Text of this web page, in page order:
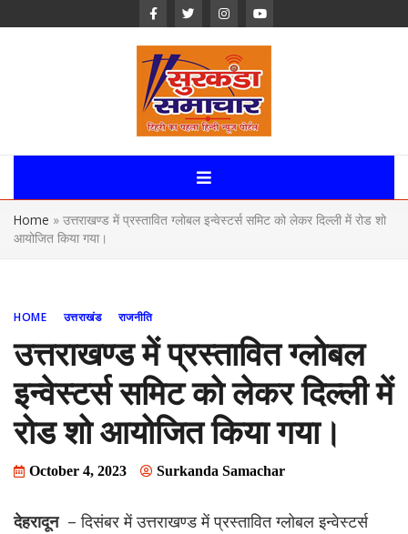
Surkanda
Samachar:
Uttarakhand,
Home » उत्तराखण्ड में प्रस्तावित ग्लोबल इन्वेस्टर्स समिट को लेकर दिल्ली में रोड शो
आयोजित किया गया।
HOME उत्तराखंड राजनीति
उत्तराखण्ड में प्रस्तावित ग्लोबल
इन्वेस्टर्स समिट को लेकर दिल्ली में
रोड शो आयोजित किया गया।
October 4, 2023 Surkanda Samachar
देहरादून – दिसंबर में उत्तराखण्ड में प्रस्तावित ग्लोबल इन्वेस्टर्स